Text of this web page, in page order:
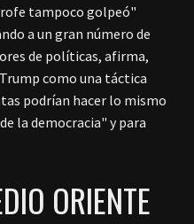
tampoco golpeó"
a un gran número de
de políticas, afirma,
como una táctica
podrían hacer lo mismo
la democracia" y para
ORIENTE